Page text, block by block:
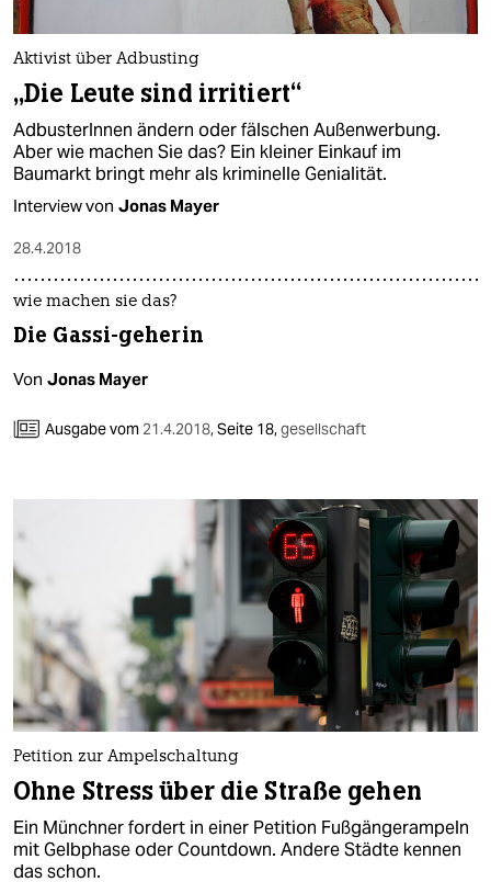
Aktivist über Adbusting
„Die Leute sind irritiert“
AdbusterInnen ändern oder fälschen Außenwerbung.
Aber wie machen Sie das? Ein kleiner Einkauf im
Baumarkt bringt mehr als kriminelle Genialität.
Interview von Jonas Mayer
28.4.2018
wie machen sie das?
Die Gassi-geherin
Von Jonas Mayer
Ausgabe vom 21.4.2018,Seite 18,gesellschaft
Petition zur Ampelschaltung
Ohne Stress über die Straße gehen
Ein Münchner fordert in einer Petition Fußgängerampeln
mit Gelbphase oder Countdown. Andere Städte kennen
das schon.